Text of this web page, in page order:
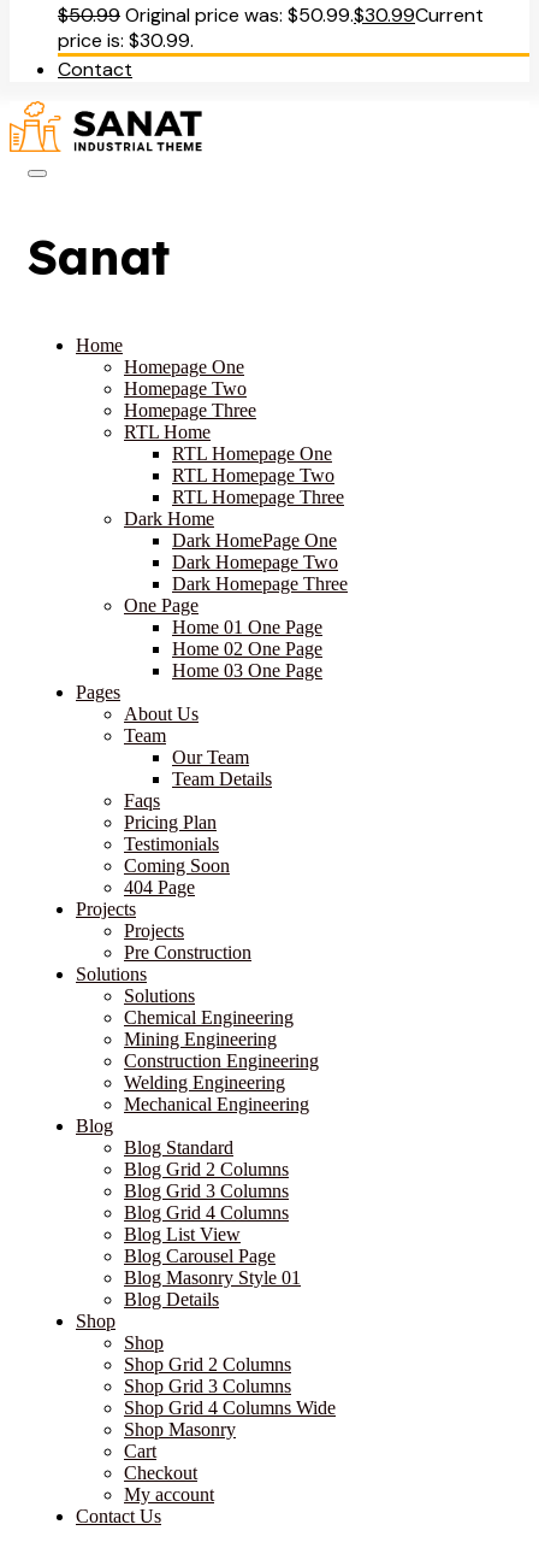
$50.99Original price was: $50.99.$30.99Current
price is: $30.99.
Contact
Sanat
Home
Homepage One
Homepage Two
Homepage Three
RTL Home
RTL Homepage One
RTL Homepage Two
RTL Homepage Three
Dark Home
Dark HomePage One
Dark Homepage Two
Dark Homepage Three
One Page
Home 01 One Page
Home 02 One Page
Home 03 One Page
Pages
About Us
Team
Our Team
Team Details
Faqs
Pricing Plan
Testimonials
Coming Soon
404 Page
Projects
Projects
Pre Construction
Solutions
Solutions
Chemical Engineering
Mining Engineering
Construction Engineering
Welding Engineering
Mechanical Engineering
Blog
Blog Standard
Blog Grid 2 Columns
Blog Grid 3 Columns
Blog Grid 4 Columns
Blog List View
Blog Carousel Page
Blog Masonry Style 01
Blog Details
Shop
Shop
Shop Grid 2 Columns
Shop Grid 3 Columns
Shop Grid 4 Columns Wide
Shop Masonry
Cart
Checkout
My account
Contact Us